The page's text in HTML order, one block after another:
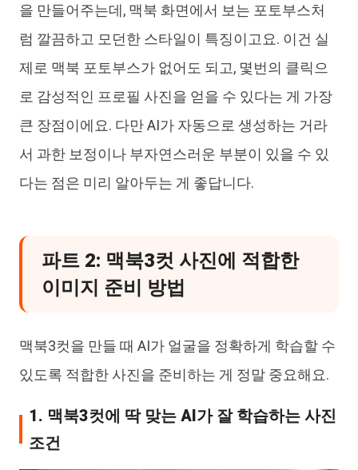
을 만들어주는데, 맥북 화면에서 보는 포토부스처
럼 깔끔하고 모던한 스타일이 특징이고요. 이건 실
제로 맥북 포토부스가 없어도 되고, 몇번의 클릭으
로 감성적인 프로필 사진을 얻을 수 있다는 게 가장
큰 장점이에요. 다만 AI가 자동으로 생성하는 거라
서 과한 보정이나 부자연스러운 부분이 있을 수 있
다는 점은 미리 알아두는 게 좋답니다.
파트 2: 맥북3컷 사진에 적합한
이미지 준비 방법
맥북3컷을 만들 때 AI가 얼굴을 정확하게 학습할 수
있도록 적합한 사진을 준비하는 게 정말 중요해요.
1. 맥북3컷에 딱 맞는 AI가 잘 학습하는 사진
조건